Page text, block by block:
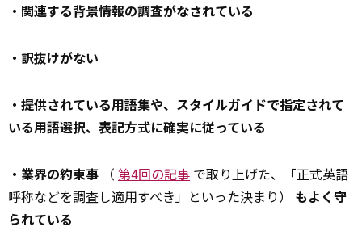
・関連する背景情報の調査がなされている
・訳抜けがない
・提供されている用語集や、スタイルガイドで指定されて
いる用語選択、表記方式に確実に従っている
・業界の約束事 （ 第4回の記事 で取り上げた、「正式英語
呼称などを調査し適用すべき」といった決まり） もよく守
られている